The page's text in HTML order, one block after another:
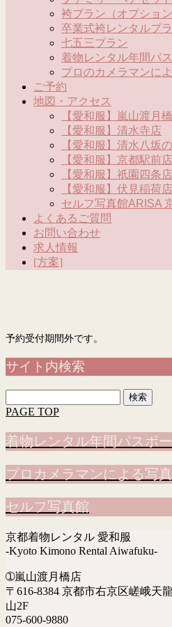
袴プラン（オプション
卒業式袴レンタルプ
七五三プラン
着物レンタル年間パ
プロのカメラマンに
ご予約
地図・アクセス
【愛和服】嵐山渡月
【愛和服】清水寺店
【愛和服】清水八坂
【愛和服】京都駅前
【愛和服】祇園四条
【愛和服】伏見稲荷
セルフ写真館ARISA
よくあるご質問
お問い合わせ
求人情報
[方案]
予約受付期間外です。
サイト内検索
索:
PAGE TOP
着物レンタル年間パスポ
プロカメラマンによる写
セルフ写真館
京都着物レンタル 愛和服
-Kyoto Kimono Rental Aiwafuku-
➀嵐山渡月橋店
〒616-8384 京都市右京区嵯峨天
山2F
075-600-9880